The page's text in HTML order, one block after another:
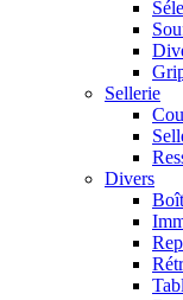
Sellerie
Divers